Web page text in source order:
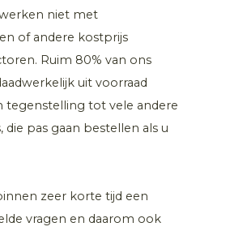
niet met
of andere kostprijs
Ruim 80% van ons
uit voorraad
tegenstelling tot vele andere
pas gaan bestellen als u
zeer korte tijd een
vragen en daarom ook